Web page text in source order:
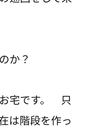
か？
宅です。 只
は階段を作っ